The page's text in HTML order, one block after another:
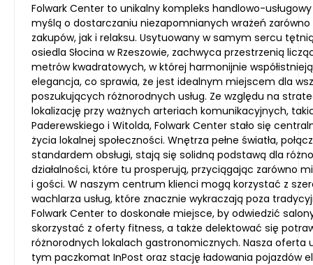
Folwark Center to unikalny kompleks handlowo-
myślą o dostarczaniu niezapomnianych wrażeń
zakupów, jak i relaksu. Usytuowany w samym sercu
osiedla Słocina w Rzeszowie, zachwyca przestrzenią
metrów kwadratowych, w której harmonijnie
elegancja, co sprawia, że jest idealnym miejscem dla
poszukujących różnorodnych usług. Ze względu na
lokalizację przy ważnych arteriach komunikacyjnych,
Paderewskiego i Witolda, Folwark Center stało się
życia lokalnej społeczności. Wnętrza pełne światła,
standardem obsługi, stają się solidną podstawą dla
działalności, które tu prosperują, przyciągając zarówno
i gości. W naszym centrum klienci mogą korzystać z
wachlarza usług, które znacznie wykraczają poza
Folwark Center to doskonałe miejsce, by odwiedzić
skorzystać z oferty fitness, a także delektować się
różnorodnych lokalach gastronomicznych. Nasza oferta
tym paczkomat InPost oraz stację ładowania pojazdów